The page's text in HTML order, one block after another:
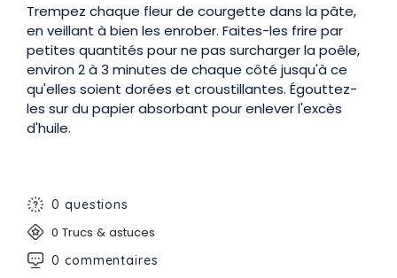
Trempez chaque fleur de courgette dans la pâte,
en veillant à bien les enrober. Faites-les frire par
petites quantités pour ne pas surcharger la poêle,
environ 2 à 3 minutes de chaque côté jusqu'à ce
qu'elles soient dorées et croustillantes. Égouttez-
les sur du papier absorbant pour enlever l'excès
d'huile.
0 questions
0 Trucs & astuces
0 commentaires